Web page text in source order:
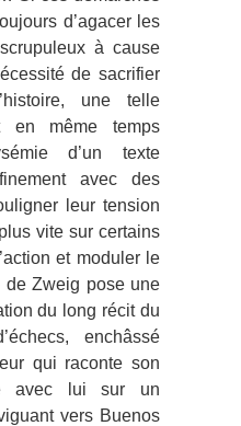
d’agacer les
à cause
de sacrifier
une telle
en même temps
d’un texte
avec des
leur tension
vite sur certains
et moduler le
de Zweig pose une
du long récit du
enchâssé
qui raconte son
avec lui sur un
vers Buenos